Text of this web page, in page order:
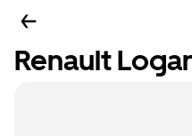
Renault